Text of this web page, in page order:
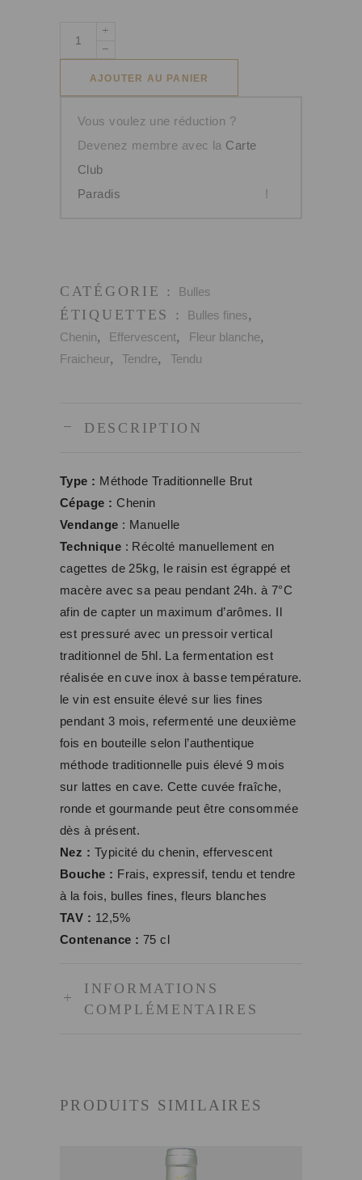
quantité
!
Blanc
Méthode
traditionnelle
AJOUTER AU PANIER
Vous voulez une réduction ?
Devenez membre avec la Carte
Club
Paradis
!
CATÉGORIE : Bulles
ÉTIQUETTES : Bulles fines,
Chenin, Effervescent, Fleur blanche,
Fraicheur,Tendre, Tendu
DESCRIPTION
Type : Méthode Traditionnelle Brut
Cépage : Chenin
Vendange : Manuelle
Technique : Récolté manuellement en
cagettes de 25kg, le raisin est égrappé et
macère avec sa peau pendant 24h. à 7°C
afin de capter un maximum d’arômes. Il
est pressuré avec un pressoir vertical
traditionnel de 5hl. La fermentation est
réalisée en cuve inox à basse température.
le vin est ensuite élevé sur lies fines
pendant 3 mois, refermenté une deuxième
fois en bouteille selon l’authentique
méthode traditionnelle puis élevé 9 mois
sur lattes en cave. Cette cuvée fraîche,
ronde et gourmande peut être consommée
dès à présent.
Nez : Typicité du chenin, effervescent
Bouche : Frais, expressif, tendu et tendre
à la fois, bulles fines, fleurs blanches
TAV : 12,5%
Contenance : 75 cl
INFORMATIONS
COMPLÉMENTAIRES
PRODUITS SIMILAIRES